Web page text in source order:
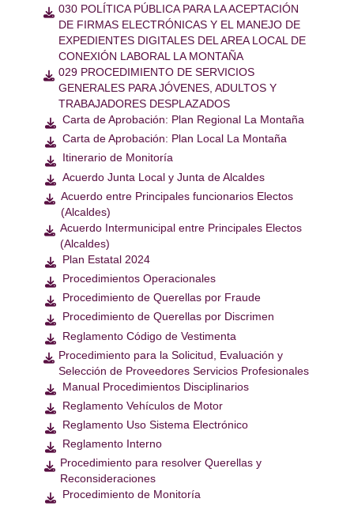
 030 POLÍTICA PÚBLICA PARA LA ACEPTACIÓN
DE FIRMAS ELECTRÓNICAS Y EL MANEJO DE
EXPEDIENTES DIGITALES DEL AREA LOCAL DE
CONEXIÓN LABORAL LA MONTAÑA
 029 PROCEDIMIENTO DE SERVICIOS
GENERALES PARA JÓVENES, ADULTOS Y
TRABAJADORES DESPLAZADOS
 Carta de Aprobación: Plan Regional La Montaña
 Carta de Aprobación: Plan Local La Montaña
 Itinerario de Monitoría
 Acuerdo Junta Local y Junta de Alcaldes
 Acuerdo entre Principales funcionarios Electos
(Alcaldes)
 Acuerdo Intermunicipal entre Principales Electos
(Alcaldes)
 Plan Estatal 2024
 Procedimientos Operacionales
 Procedimiento de Querellas por Fraude
 Procedimiento de Querellas por Discrimen
 Reglamento Código de Vestimenta
 Procedimiento para la Solicitud, Evaluación y
Selección de Proveedores Servicios Profesionales
 Manual Procedimientos Disciplinarios
 Reglamento Vehículos de Motor
 Reglamento Uso Sistema Electrónico
 Reglamento Interno
 Procedimiento para resolver Querellas y
Reconsideraciones
 Procedimiento de Monitoría